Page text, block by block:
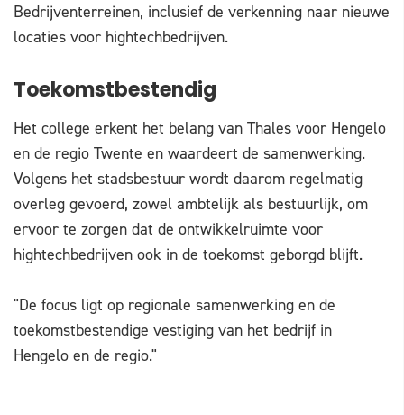
Bedrijventerreinen, inclusief de verkenning naar nieuwe
locaties voor hightechbedrijven.
Toekomstbestendig
Het college erkent het belang van Thales voor Hengelo
en de regio Twente en waardeert de samenwerking.
Volgens het stadsbestuur wordt daarom regelmatig
overleg gevoerd, zowel ambtelijk als bestuurlijk, om
ervoor te zorgen dat de ontwikkelruimte voor
hightechbedrijven ook in de toekomst geborgd blijft.
"De focus ligt op regionale samenwerking en de
toekomstbestendige vestiging van het bedrijf in
Hengelo en de regio."